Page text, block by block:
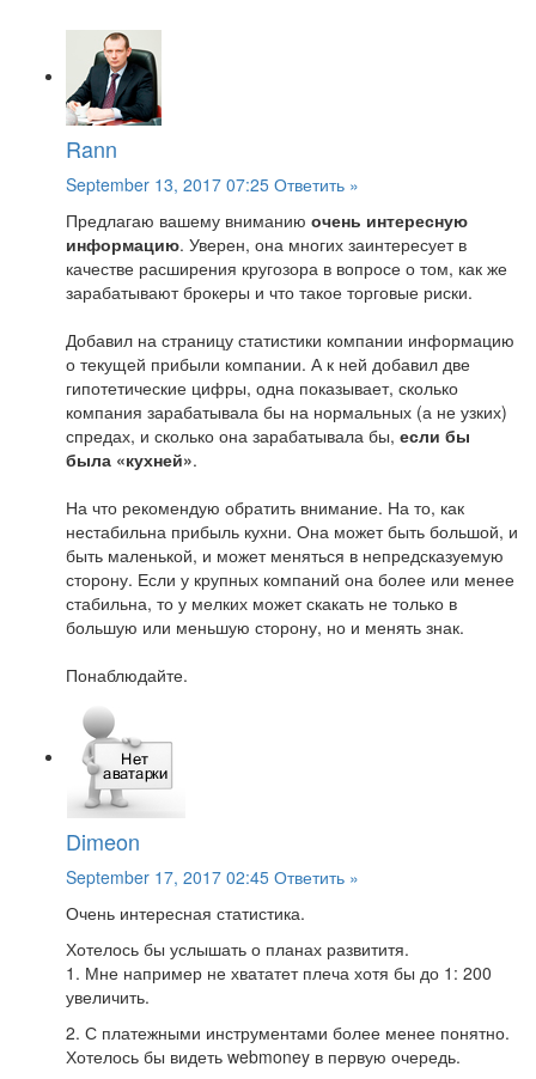
Rann
September 13, 2017 07:25 Ответить »
Предлагаю вашему вниманию очень интересную
информацию. Уверен, она многих заинтересует в
качестве расширения кругозора в вопросе о том, как же
зарабатывают брокеры и что такое торговые риски.
Добавил на страницу статистики компании информацию
о текущей прибыли компании. А к ней добавил две
гипотетические цифры, одна показывает, сколько
компания зарабатывала бы на нормальных (а не узких)
спредах, и сколько она зарабатывала бы, если бы
была «кухней».
На что рекомендую обратить внимание. На то, как
нестабильна прибыль кухни. Она может быть большой, и
быть маленькой, и может меняться в непредсказуемую
сторону. Если у крупных компаний она более или менее
стабильна, то у мелких может скакать не только в
большую или меньшую сторону, но и менять знак.
Понаблюдайте.
Dimeon
September 17, 2017 02:45 Ответить »
Очень интересная статистика.
Хотелось бы услышать о планах развититя.
1. Мне например не хвататет плеча хотя бы до 1: 200
увеличить.
2. С платежными инструментами более менее понятно.
Хотелось бы видеть webmoney в первую очередь.